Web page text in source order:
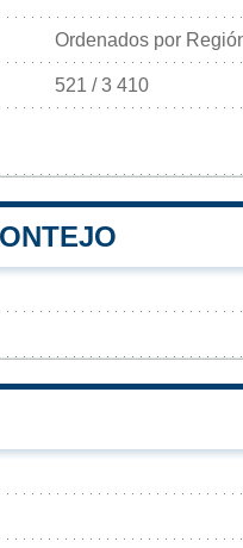
Ordenados por
521 / 3 410